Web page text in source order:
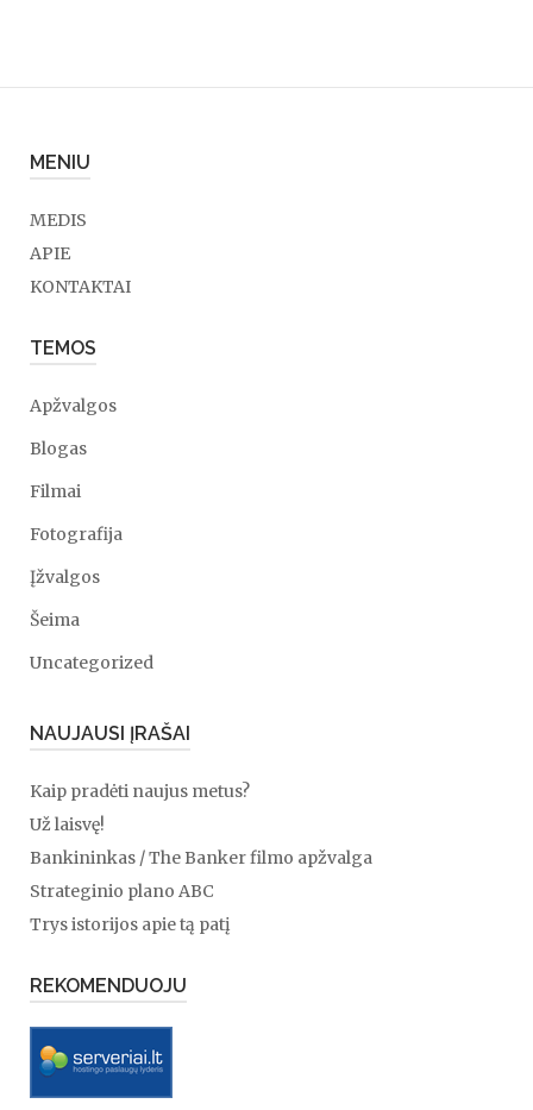
MENIU
MEDIS
APIE
KONTAKTAI
TEMOS
Apžvalgos
Blogas
Filmai
Fotografija
Įžvalgos
Šeima
Uncategorized
NAUJAUSI ĮRAŠAI
Kaip pradėti naujus metus?
Už laisvę!
Bankininkas / The Banker filmo apžvalga
Strateginio plano ABC
Trys istorijos apie tą patį
REKOMENDUOJU